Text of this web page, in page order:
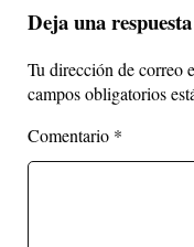
Deja una respuesta
Tu dirección de correo
campos obligatorios
Comentario *